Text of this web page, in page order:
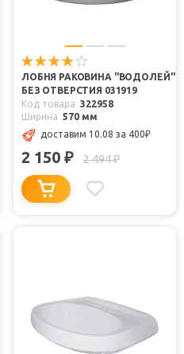
ЛОБНЯ РАКОВИНА "ВОДОЛЕЙ"
БЕЗ ОТВЕРСТИЯ 031919
Код товара 322958
Ширина 570 мм
доставим 10.08 за 400₽
2 150 ₽ 2 494₽